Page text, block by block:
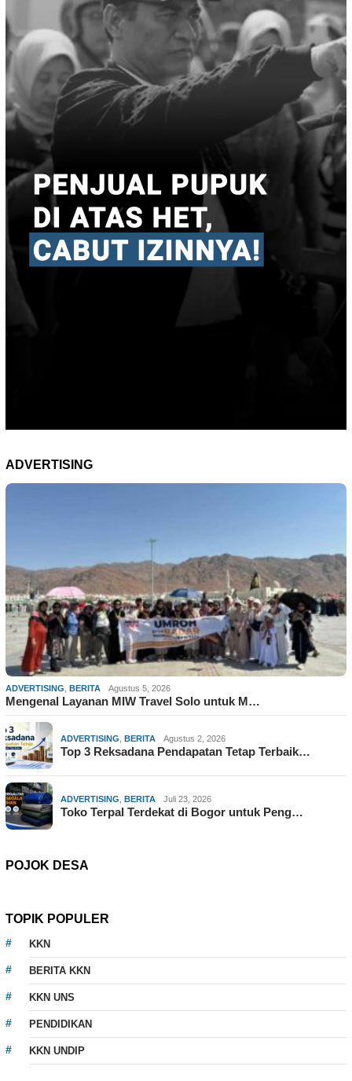
ADVERTISING
ADVERTISING BERITA Agustus 5, 2026
Mengenal Layanan MIW Travel Solo untuk M…
ADVERTISING BERITA Agustus 2, 2026
Top 3 Reksadana Pendapatan Tetap Terbaik…
ADVERTISING BERITA Juli 23, 2026
Toko Terpal Terdekat di Bogor untuk Peng…
POJOK DESA
TOPIK POPULER
KKN
BERITA KKN
KKN UNS
PENDIDIKAN
KKN UNDIP